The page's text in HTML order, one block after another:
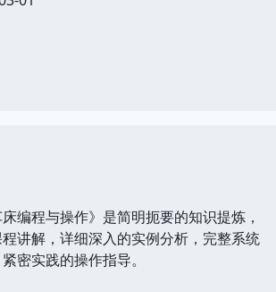
程与操作》是简明扼要的知识提炼，
讲解，详细深入的实例分析，完整系统
密实践的操作指导。